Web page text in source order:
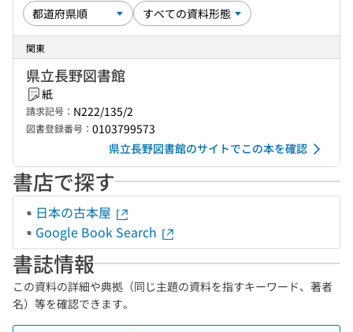
関東
県立長野図書館
紙
請求記号： N222/135/2
図書登録番号： 0103799573
県立長野図書館のサイトでこの本を確認
書店で探す
日本の古本屋
Google Book Search
書誌情報
この資料の詳細や典拠（同じ主題の資料を指すキーワード、著者
名）等を確認できます。